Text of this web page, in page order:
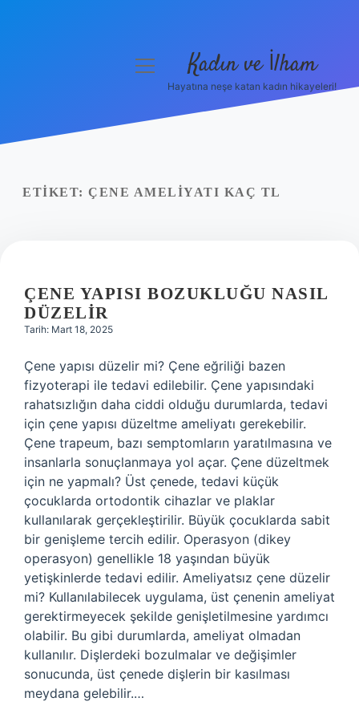
Yasal Uyarı
menüyü
Kadın ve İlham
Hayatına neşe katan kadın hikayeleri!
ETIKET: ÇENE AMELIYATI KAÇ TL
ÇENE YAPISI BOZUKLUĞU NASIL
DÜZELIR
Tarih: Mart 18, 2025
Çene yapısı düzelir mi? Çene eğriliği bazen
fizyoterapi ile tedavi edilebilir. Çene yapısındaki
rahatsızlığın daha ciddi olduğu durumlarda, tedavi
için çene yapısı düzeltme ameliyatı gerekebilir.
Çene trapeum, bazı semptomların yaratılmasına ve
insanlarla sonuçlanmaya yol açar. Çene düzeltmek
için ne yapmalı? Üst çenede, tedavi küçük
çocuklarda ortodontik cihazlar ve plaklar
kullanılarak gerçekleştirilir. Büyük çocuklarda sabit
bir genişleme tercih edilir. Operasyon (dikey
operasyon) genellikle 18 yaşından büyük
yetişkinlerde tedavi edilir. Ameliyatsız çene düzelir
mi? Kullanılabilecek uygulama, üst çenenin ameliyat
gerektirmeyecek şekilde genişletilmesine yardımcı
olabilir. Bu gibi durumlarda, ameliyat olmadan
kullanılır. Dişlerdeki bozulmalar ve değişimler
sonucunda, üst çenede dişlerin bir kasılması
meydana gelebilir.…